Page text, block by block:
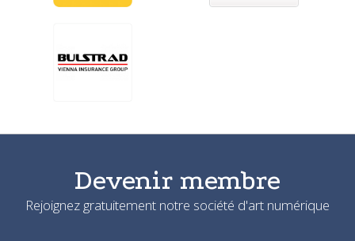
Devenir membre
Rejoignez gratuitement notre société d'art numérique